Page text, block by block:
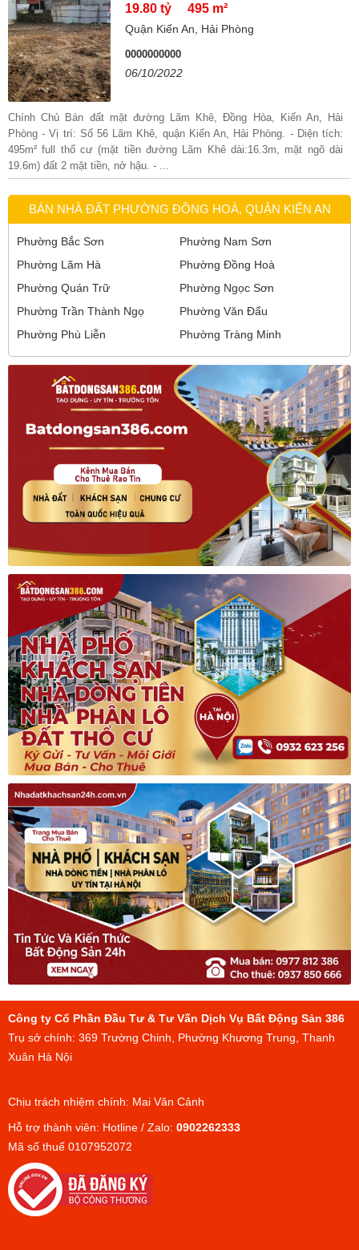
19.80 tỷ
495 m²
Quận Kiến An, Hải Phòng
0000000000
06/10/2022
Chính Chủ Bán đất mặt đường Lãm Khê, Đồng Hòa, Kiến An, Hải
Phòng - Vị trí: Số 56 Lãm Khê, quận Kiến An, Hải Phòng. - Diện tích:
495m² full thổ cư (mặt tiền đường Lãm Khê dài:16.3m, mặt ngõ dài
19.6m) đất 2 mặt tiền, nở hậu. - ...
BÁN NHÀ ĐẤT PHƯỜNG ĐỒNG HOÀ, QUẬN KIẾN AN
Phường Bắc Sơn
Phường Nam Sơn
Phường Lãm Hà
Phường Đồng Hoà
Phường Quán Trữ
Phường Ngọc Sơn
Phường Trần Thành Ngọ
Phường Văn Đẩu
Phường Phù Liễn
Phường Tràng Minh
Công ty Cổ Phần Đầu Tư & Tư Vấn Dịch Vụ Bất Động Sản 386
Trụ sở chính: 369 Trường Chinh, Phường Khương Trung, Thanh
Xuân Hà Nội
Chịu trách nhiệm chính: Mai Văn Cảnh
Hỗ trợ thành viên: Hotline / Zalo: 0902262333
Mã số thuế 0107952072